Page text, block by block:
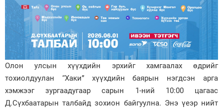
Олон улсын хүүхдийн эрхийг хамгаалах өдрийг
тохиолдуулан “Хаки” хүүхдийн баярын нэгдсэн арга
хэмжээг зургаадугаар сарын 1-ний 10:00 цагаас
Д.Сүхбаатарын талбайд зохион байгуулна. Энэ үеэр нийт